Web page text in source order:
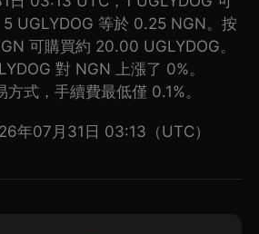
UGLYDOG 等於 0.25 NGN。按
可購買約 20.00 UGLYDOG。
對 NGN 上漲了 0%。
式，手續費最低僅 0.1%。
年07月31日 03:13（UTC）